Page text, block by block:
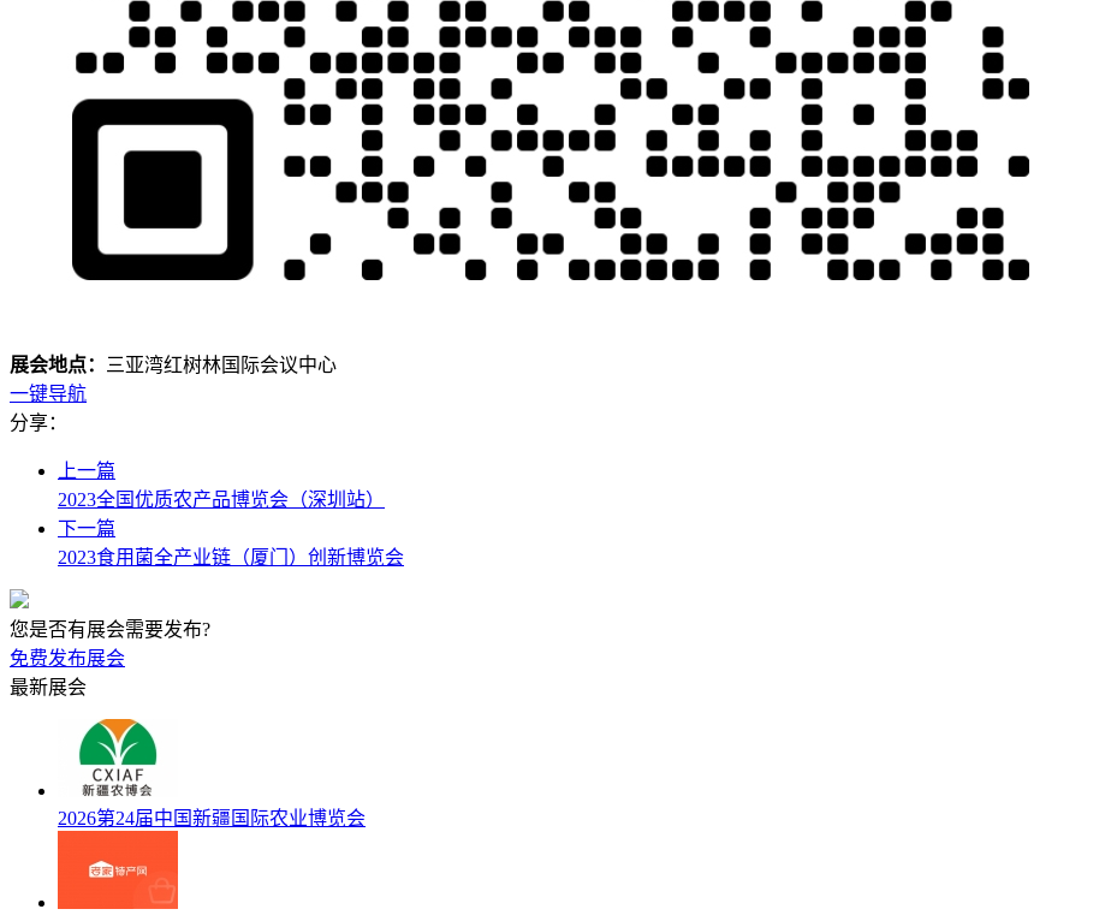
展会地点： 三亚湾红树林国际会议中心
© 2026 AutoNavi- GS(2019)6379号
一键导航
分享：
上一篇
2023全国优质农产品博览会（深圳站）
下一篇
2023食用菌全产业链（厦门）创新博览会
您是否有展会需要发布?
免费发布展会
最新展会
2026第24届中国新疆国际农业博览会